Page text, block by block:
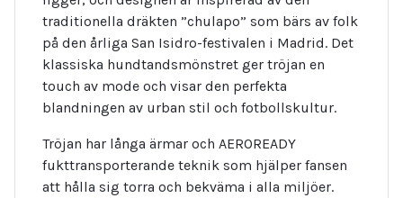
traditionella dräkten ”chulapo” som bärs av folk
på den årliga San Isidro-festivalen i Madrid. Det
klassiska hundtandsmönstret ger tröjan en
touch av mode och visar den perfekta
blandningen av urban stil och fotbollskultur.
Tröjan har långa ärmar och AEROREADY
fukttransporterande teknik som hjälper fansen
att hålla sig torra och bekväma i alla miljöer.